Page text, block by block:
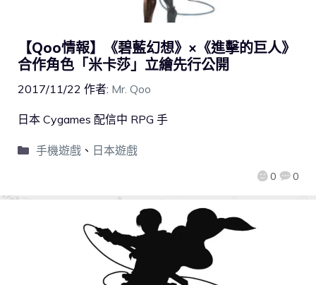
【Qoo情報】《碧藍幻想》×《進擊的巨人》
合作角色「米卡莎」立繪先行公開
2017/11/22 作者: Mr. Qoo
0 0
日本 Cygames 配信中 RPG 手
手機遊戲、 日本遊戲